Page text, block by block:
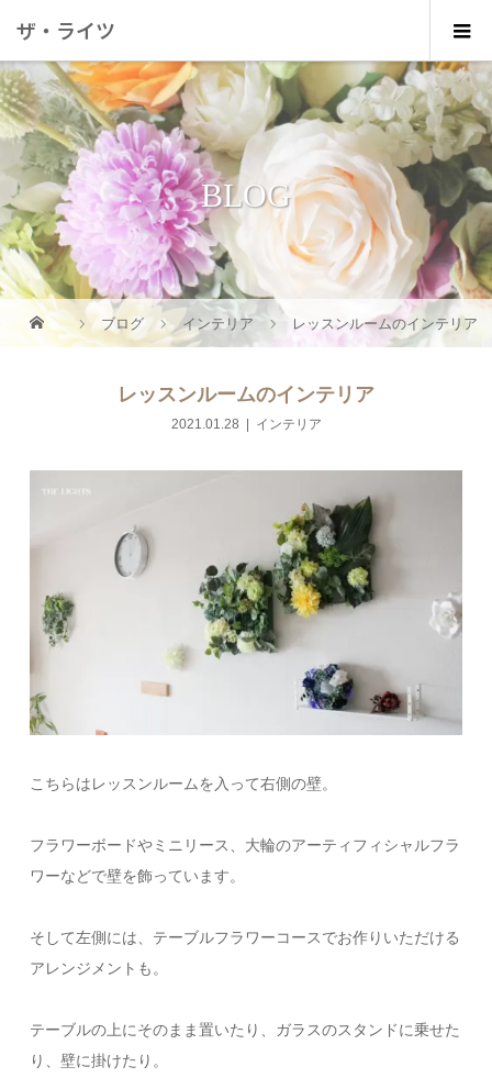
ザ・ライツ
BLOG
ブログ インテリア レッスンルームのインテリア
レッスンルームのインテリア
2021.01.28 インテリア
こちらはレッスンルームを入って右側の壁。
フラワーボードやミニリース、大輪のアーティフィシャルフラ
ワーなどで壁を飾っています。
そして左側には、テーブルフラワーコースでお作りいただける
アレンジメントも。
テーブルの上にそのまま置いたり、ガラスのスタンドに乗せた
り、壁に掛けたり。